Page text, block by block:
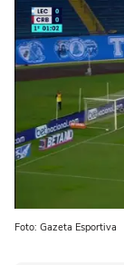
Foto: Gazeta Esportiva